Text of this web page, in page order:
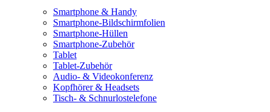
Smartphone & Handy
Smartphone-Bildschirmfolien
Smartphone-Hüllen
Smartphone-Zubehör
Tablet
Tablet-Zubehör
Audio- & Videokonferenz
Kopfhörer & Headsets
Tisch- & Schnurlostelefone